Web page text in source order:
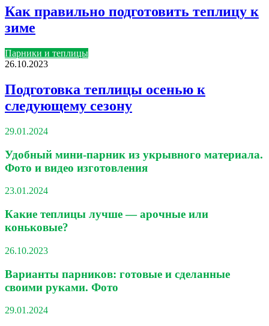
Как правильно подготовить теплицу к
зиме
Парники и теплицы
26.10.2023
Подготовка теплицы осенью к
следующему сезону
29.01.2024
Удобный мини-парник из укрывного материала.
Фото и видео изготовления
23.01.2024
Какие теплицы лучше — арочные или
коньковые?
26.10.2023
Варианты парников: готовые и сделанные
своими руками. Фото
29.01.2024